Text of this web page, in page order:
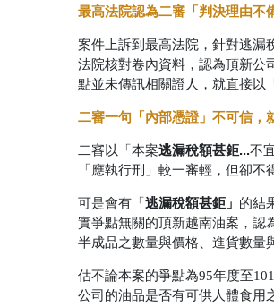
最高法院認為二審「判決理由不
案件上訴到最高法院，針對逃漏
法院核對卷內資料，認為頂新公
點並未傳訊相關證人，就直接以
二審一句「內部憑證」不可信，
二審以「本案逃漏稅額甚鉅...不
「應執行刑」較一審輕，但卻不
可是會有「 逃漏稅額甚鉅」 的結
實爭點無關的頂新越南油案，認
半成品之數量與價格、進貨數量
估不論本案的爭點為95年度至
公司的油品是否有可供人體食用